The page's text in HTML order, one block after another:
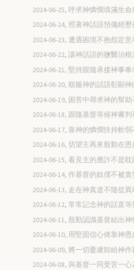
2024-06-25, 呼求神憐憫填滿生
2024-06-24, 照著神話語預備經
2024-06-23, 遭遇困境不抱怨定
2024-06-22, 讓神話語的鹽醫治
2024-06-21, 堅持跟隨承接神事
2024-06-20, 順服神的話語彰顯
2024-06-19, 困苦中尋求神的幫
2024-06-18, 跟隨基督等候神審
2024-06-17, 靠神的憐憫扶持軟
2024-06-16, 切望主再來殷勤在
2024-06-15, 看見主的應許不是
2024-06-14, 作基督的奴僕不被
2024-06-13, 走在神真道不隨從
2024-06-12, 常常記念神的話直
2024-06-11, 殷勤認識基督結出
2024-06-10, 用堅固信心倚靠神
2024-06-09, 將一切憂慮卸給神
2024-06-08, 與基督一同受苦一